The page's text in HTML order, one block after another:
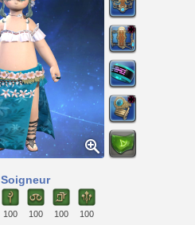
Soigneur
100 100 100 100